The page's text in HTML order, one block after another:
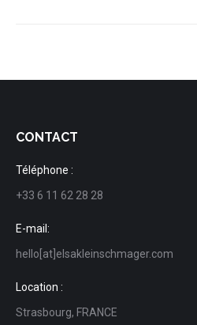
CONTACT
Téléphone :
+33 6 11 62 28 28
E-mail:
hello[at]elsakleinschmager.com
Location :
Strasbourg, FRANCE